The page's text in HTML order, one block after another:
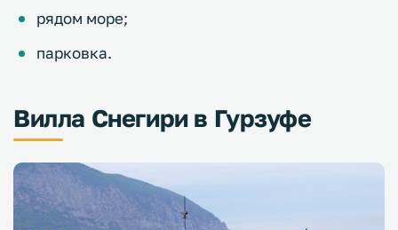
рядом море;
парковка.
Вилла Снегири в Гурзуфе